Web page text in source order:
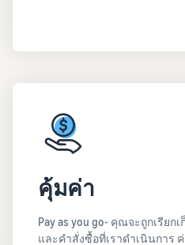
คุ้มค่า
Pay as you go- คุณจะถูกเรียก
และคำสั่งซื้อที่เราดำเนินการ